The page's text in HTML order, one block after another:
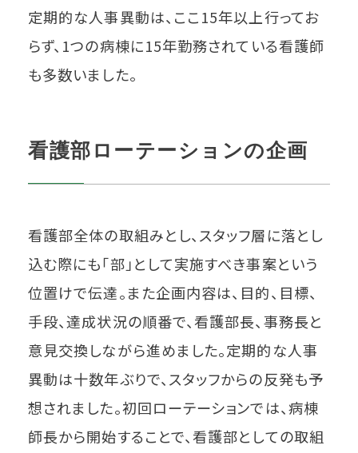
定期的な人事異動は、ここ15年以上行ってお
らず、1つの病棟に15年勤務されている看護師
も多数いました。
看護部ローテーションの企画
看護部全体の取組みとし、スタッフ層に落とし
込む際にも「部」として実施すべき事案という
位置けで伝達。また企画内容は、目的、目標、
手段、達成状況の順番で、看護部長、事務長と
意見交換しながら進めました。定期的な人事
異動は十数年ぶりで、スタッフからの反発も予
想されました。初回ローテーションでは、病棟
師長から開始することで、看護部としての取組